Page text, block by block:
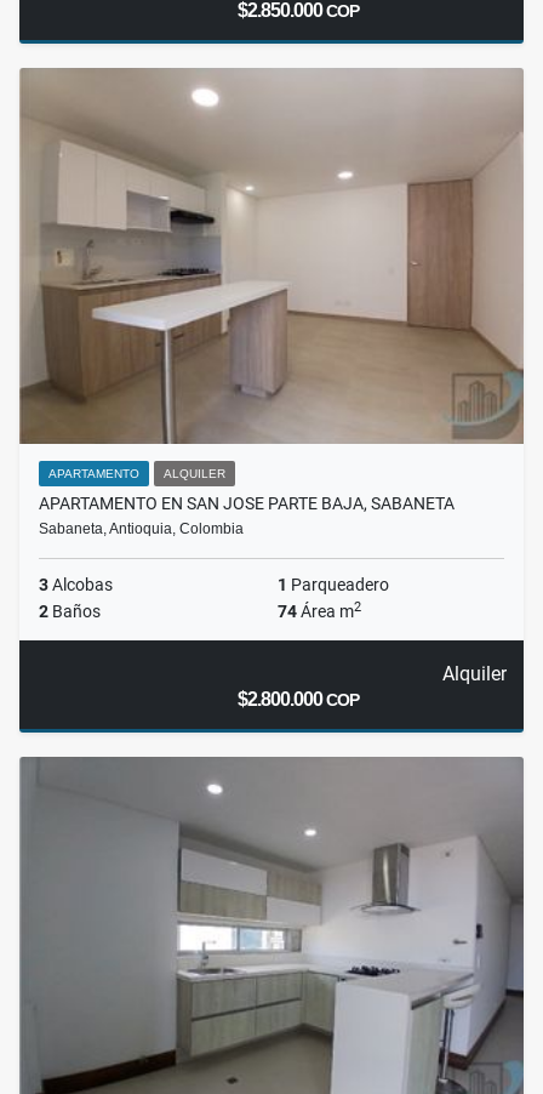
$2.850.000COP
APARTAMENTO ALQUILER
APARTAMENTO EN SAN JOSE PARTE BAJA, SABANETA
Sabaneta, Antioquia, Colombia
3Alcobas 1 Parqueadero
2 Baños 74Área m2
Alquiler
$2.800.000COP